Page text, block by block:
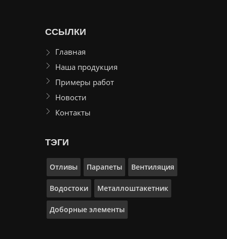
ССЫЛКИ
Главная
Наша продукция
Примеры работ
Новости
Контакты
ТЭГИ
Отливы Парапеты Вентиляция
Водостоки Металлоштакетник
Доборные элементы